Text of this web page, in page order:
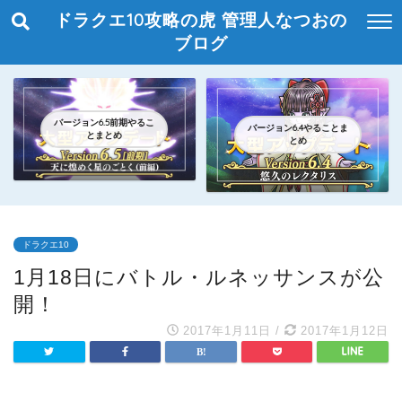
ドラクエ10攻略の虎 管理人なつおの
ブログ
バージョン6.5前期やるこ
とまとめ
バージョン6.4やることま
とめ
ドラクエ10
1月18日にバトル・ルネッサンスが公
開！
2017年1月11日 / 2017年1月12日